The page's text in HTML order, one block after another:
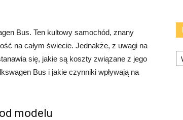
Bus. Ten kultowy samochód, znany
na całym świecie. Jednakże, z uwagi na
się, jakie są koszty związane z jego
Bus i jakie czynniki wpływają na
modelu